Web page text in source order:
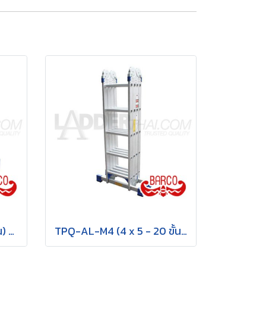
TPQ-AL-M1 (4 x 2 - 8 ขั้น) บันไดอเนกประสงค์อลูมิเนียม กาง พาด ทรง M "รุ่นข้อใหญ่" รุ่น M1 ขนาด 4 x 2 (8 ขั้น) BARCO TPQ-AL-M4 (4 x 5 - 20 ขั้น) บันไดอเนกประสงค์อลูมิเนียม กาง พาด ทรง M "รุ่นข้อใหญ่" รุ่น M4 ขนาด 4 x 5 (20 ขั้น) BARCO